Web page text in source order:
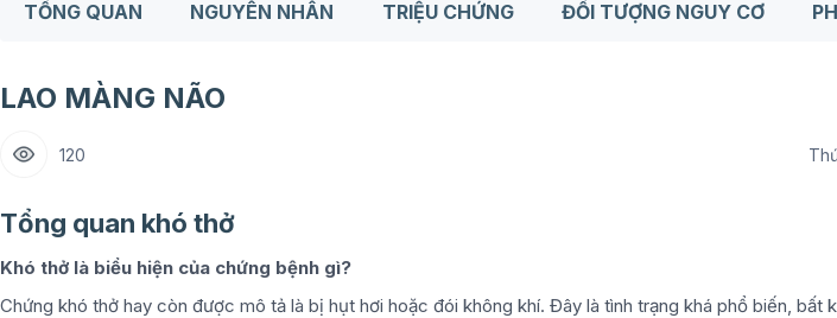
TỔNG QUAN NGUYÊN NHÂN TRIỆU CHỨNG ĐỐI TƯỢNG NGUY CƠ
LAO MÀNG NÃO
120
Tổng quan khó thở
Khó thở là biểu hiện của chứng bệnh gì?
Chứng khó thở hay còn được mô tả là bị hụt hơi hoặc đói không khí. Đây là tình trạng khá phổ biến, bất